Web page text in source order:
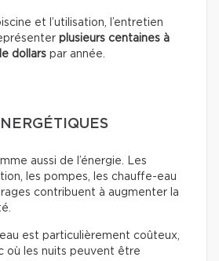
et l’utilisation, l’entretien
plusieurs centaines à
dollars par année.
aussi de l’énergie. Les
les pompes, les chauffe-eau
contribuent à augmenter la
est particulièrement coûteux,
où les nuits peuvent être